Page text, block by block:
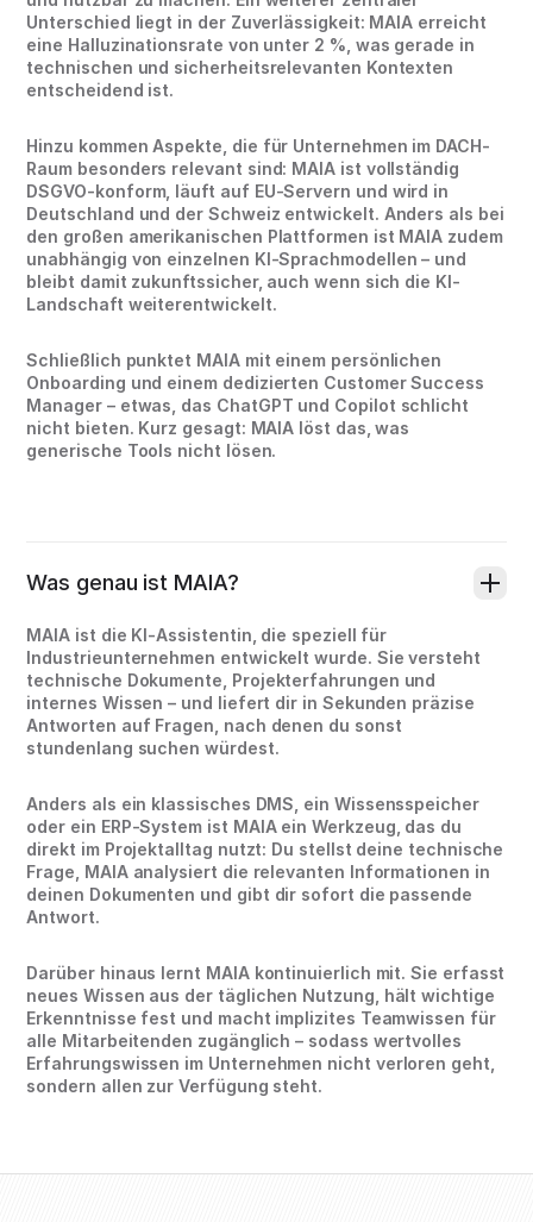
Unterschied liegt in der Zuverlässigkeit: MAIA erreicht
eine Halluzinationsrate von unter 2 %, was gerade in
technischen und sicherheitsrelevanten Kontexten
entscheidend ist.
Hinzu kommen Aspekte, die für Unternehmen im DACH-
Raum besonders relevant sind: MAIA ist vollständig
DSGVO-konform, läuft auf EU-Servern und wird in
Deutschland und der Schweiz entwickelt. Anders als bei
den großen amerikanischen Plattformen ist MAIA zudem
unabhängig von einzelnen KI-Sprachmodellen – und
bleibt damit zukunftssicher, auch wenn sich die KI-
Landschaft weiterentwickelt.
Schließlich punktet MAIA mit einem persönlichen
Onboarding und einem dedizierten Customer Success
Manager – etwas, das ChatGPT und Copilot schlicht
nicht bieten. Kurz gesagt: MAIA löst das, was
generische Tools nicht lösen.
Was genau ist MAIA?
MAIA ist die KI-Assistentin, die speziell für
Industrieunternehmen entwickelt wurde. Sie versteht
technische Dokumente, Projekterfahrungen und
internes Wissen – und liefert dir in Sekunden präzise
Antworten auf Fragen, nach denen du sonst
stundenlang suchen würdest.
Anders als ein klassisches DMS, ein Wissensspeicher
oder ein ERP-System ist MAIA ein Werkzeug, das du
direkt im Projektalltag nutzt: Du stellst deine technische
Frage, MAIA analysiert die relevanten Informationen in
deinen Dokumenten und gibt dir sofort die passende
Antwort.
Darüber hinaus lernt MAIA kontinuierlich mit. Sie erfasst
neues Wissen aus der täglichen Nutzung, hält wichtige
Erkenntnisse fest und macht implizites Teamwissen für
alle Mitarbeitenden zugänglich – sodass wertvolles
Erfahrungswissen im Unternehmen nicht verloren geht,
sondern allen zur Verfügung steht.